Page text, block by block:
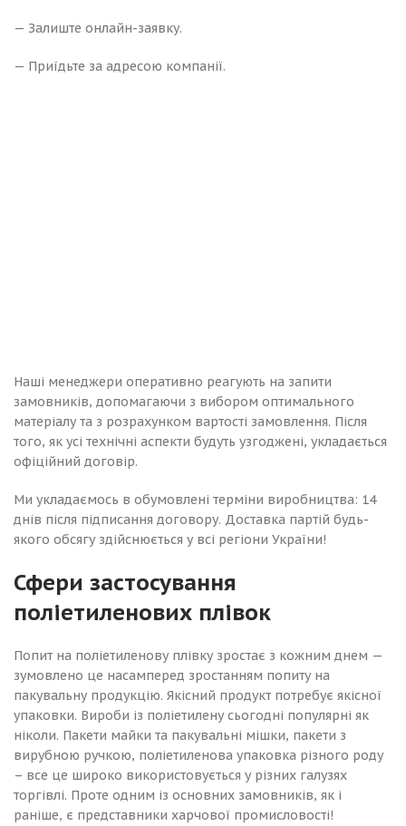
— Залиште онлайн-заявку.
— Приїдьте за адресою компанії.
Наші менеджери оперативно реагують на запити
замовників, допомагаючи з вибором оптимального
матеріалу та з розрахунком вартості замовлення. Після
того, як усі технічні аспекти будуть узгоджені, укладається
офіційний договір.
Ми укладаємось в обумовлені терміни виробництва: 14
днів після підписання договору. Доставка партій будь-
якого обсягу здійснюється у всі регіони України!
Сфери застосування
поліетиленових плівок
Попит на поліетиленову плівку зростає з кожним днем ​​—
зумовлено це насамперед зростанням попиту на
пакувальну продукцію. Якісний продукт потребує якісної
упаковки. Вироби із поліетилену сьогодні популярні як
ніколи. Пакети майки та пакувальні мішки, пакети з
вирубною ручкою, поліетиленова упаковка різного роду
– все це широко використовується у різних галузях
торгівлі. Проте одним із основних замовників, як і
раніше, є представники харчової промисловості!